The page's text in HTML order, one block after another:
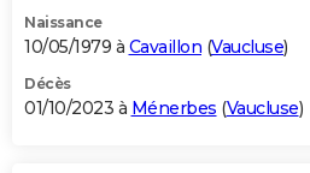
Naissance
10/05/1979 à Cavaillon (Vaucluse)
Décès
01/10/2023 à Ménerbes (Vaucluse)